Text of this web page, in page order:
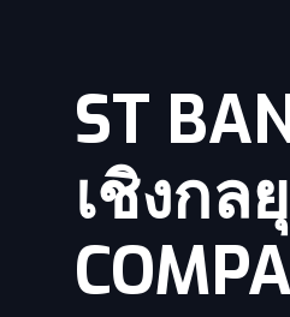
ST
เชิงกล